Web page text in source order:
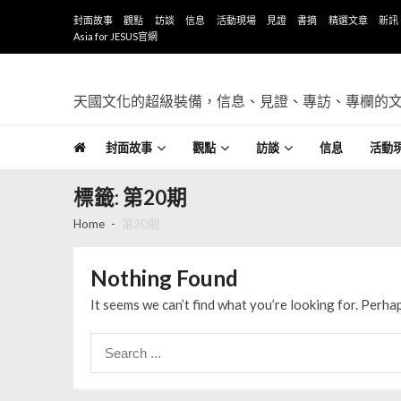
封面故事 觀點 訪談 信息 活動現場 見證 書摘 精選文章 新訊
Asia for JESUS官網
天國文化的超級裝備，信息、見證、專訪、專欄的
封面故事 觀點 訪談 信息 活動
標籤: 第20期
Home 第20期
Nothing Found
It seems we can’t find what you’re looking for.